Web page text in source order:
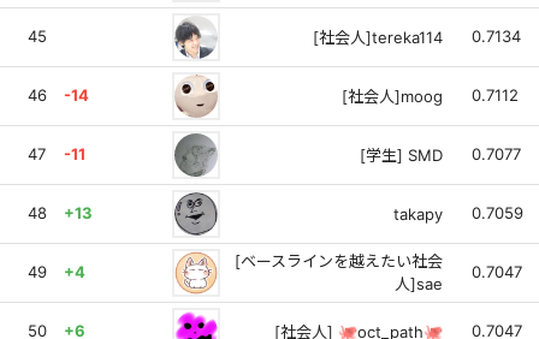
45 [社会人]tereka114 0.7134
46 -14 [社会人]moog 0.7112
47 -11 [学生] SMD 0.7077
48 +13 takapy 0.7059
49 +4
[ベースラインを越えたい社会
人]sae
0.7047
50 +6 [社会人] 🐙oct_path🐙 0.7047